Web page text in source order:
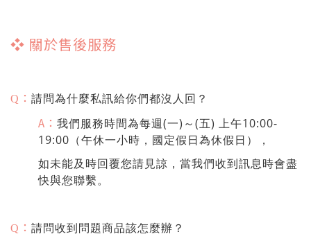
❖ 關於售後服務
Q ： 請問為什麼私訊給你們都沒人回？
A： 我們服務時間為每週(一)～(五) 上午10:00-
19:00（午休一小時，國定假日為休假日），
如未能及時回覆您請見諒，當我們收到訊息時會盡
快與您聯繫。
Q ： 請問收到問題商品該怎麼辦？